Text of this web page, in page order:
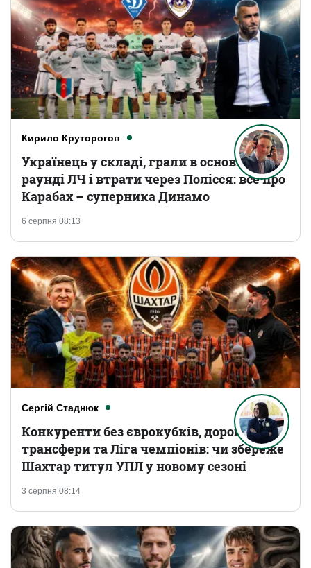
Кирило Круторогов
6 серпня 08:13
Українець у складі, грали в основному
раунді ЛЧ і втрати через Полісся: все про
Карабах – суперника Динамо
Сергій Стаднюк
3 серпня 08:14
Конкуренти без єврокубків, дорогі
трансфери та Ліга чемпіонів: чи збереже
Шахтар титул УПЛ у новому сезоні